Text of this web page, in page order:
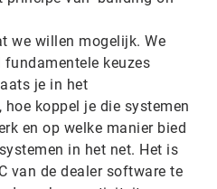
we willen mogelijk. We
keuzes
je in het
koppel je die systemen
en op welke manier bied
in het net. Het is
van de dealer software te